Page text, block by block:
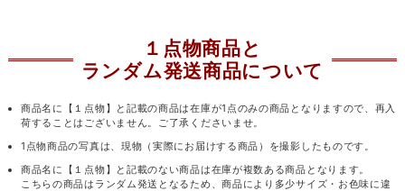
１点物商品と
ランダム発送商品について
商品名に【１点物】と記載の商品は在庫が1点のみの商品となりますので、再入
荷することはございません。ご了承くださいませ。
1点物商品の写真は、現物（実際にお届けする商品）を撮影したものです。
商品名に【１点物】と記載のない商品は在庫が複数ある商品となります。
こちらの商品はランダム発送となるため、商品により多少サイズ・お色味に違